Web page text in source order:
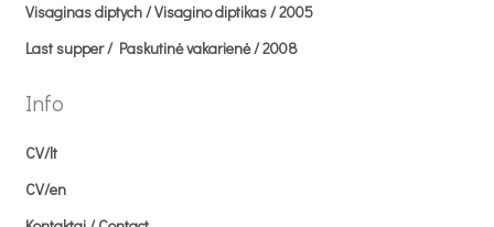
Visaginas diptych / Visagino diptikas / 2005
Last supper / Paskutinė vakarienė / 2008
Info
CV/lt
CV/en